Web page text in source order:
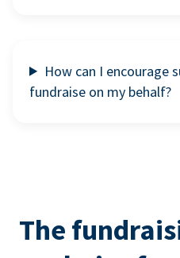
How can I encourage
fundraise on my behalf?
The